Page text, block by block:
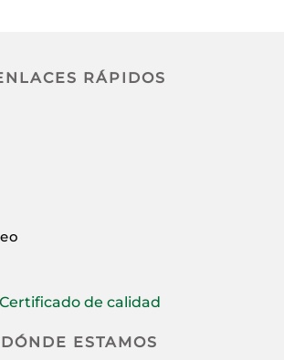
RÁPIDOS
Certificado de calidad
DÓNDE ESTAMOS